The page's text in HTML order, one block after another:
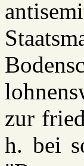
zur
h. bei